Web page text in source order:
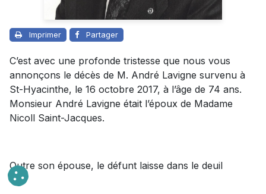
Imprimer Partager
C’est avec une profonde tristesse que nous vous
annonçons le décès de M. André Lavigne survenu à
St-Hyacinthe, le 16 octobre 2017, à l’âge de 74 ans.
Monsieur André Lavigne était l’époux de Madame
Nicoll Saint-Jacques.
Outre son épouse, le défunt laisse dans le deuil